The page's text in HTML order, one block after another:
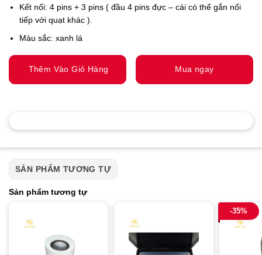
Kết nối: 4 pins + 3 pins ( đầu 4 pins đực – cái có thể gắn nối
tiếp với quạt khác ).
Màu sắc: xanh lá
Thêm Vào Giỏ Hàng Mua ngay
SẢN PHẨM TƯƠNG TỰ
Sản phẩm tương tự
-35%